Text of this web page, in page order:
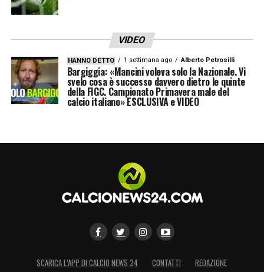
VIDEO
HANNO DETTO 1 settimana ago Alberto Petrosilli
Bargiggia: «Mancini voleva solo la Nazionale. Vi
svelo cosa è successo davvero dietro le quinte
della FIGC. Campionato Primavera male del
calcio italiano» ESCLUSIVA e VIDEO
SCARICA L’APP DI CALCIO NEWS 24 CONTATTI REDAZIONE